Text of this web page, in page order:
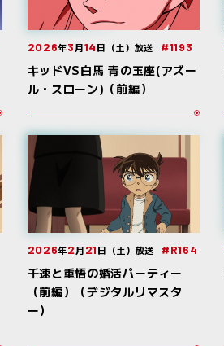
2026年3月14日（土）放送 #1193
キッドVS白馬 青の玉座(アズー
ル・スローン)（前編）
2026年2月21日（土）放送 #R164
千速と重悟の婚活パーティー
（前編）（デジタルリマスタ
ー）